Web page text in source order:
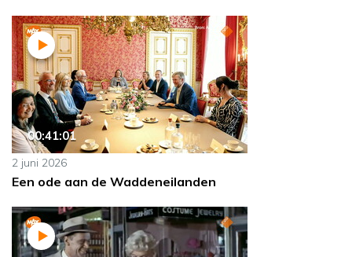
00:41:01
2 juni 2026
Een ode aan de Waddeneilanden